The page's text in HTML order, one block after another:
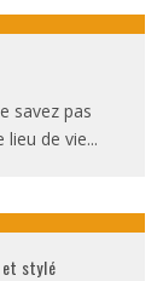
savez pas
lieu de vie...
stylé